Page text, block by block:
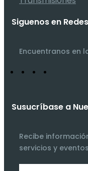
Siguenos en
Encuentranos en
Susucríbase a
Recibe
servicios y